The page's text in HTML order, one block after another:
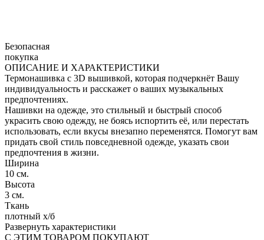
Безопасная
покупка
ОПИСАНИЕ И ХАРАКТЕРИСТИКИ
Термонашивка с 3D вышивкой, которая подчеркнёт Вашу
индивидуальность и расскажет о ваших музыкальных
предпочтениях.
Нашивки на одежде, это стильный и быстрый способ
украсить свою одежду, не боясь испортить её, или перестать
использовать, если вкусы внезапно переменятся. Помогут вам
придать свой стиль повседневной одежде, указать свои
предпочтения в жизни.
Ширина
10 см.
Высота
3 см.
Ткань
плотный х/б
Развернуть характеристики
С ЭТИМ ТОВАРОМ ПОКУПАЮТ